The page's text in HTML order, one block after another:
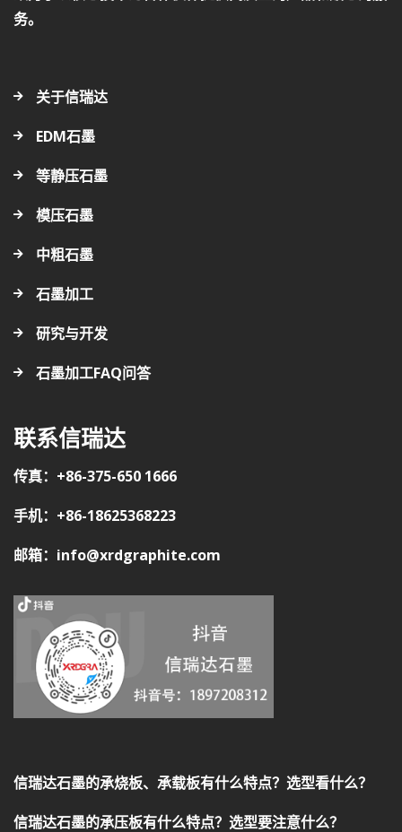
务。
关于信瑞达
EDM石墨
等静压石墨
模压石墨
中粗石墨
石墨加工
研究与开发
石墨加工FAQ问答
联系信瑞达
传真：+86-375-650 1666
手机：+86-18625368223
邮箱：info@xrdgraphite.com
信瑞达石墨的承烧板、承载板有什么特点？选型看什么？
信瑞达石墨的承压板有什么特点？选型要注意什么？